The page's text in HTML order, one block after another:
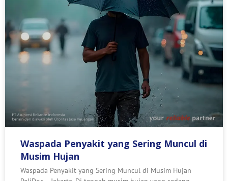
Waspada Penyakit yang Sering Muncul di
Musim Hujan
Waspada Penyakit yang Sering Muncul di Musim Hujan